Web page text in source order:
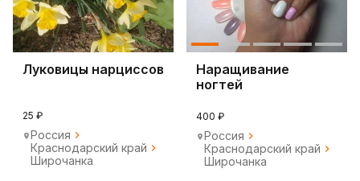
Луковицы нарциссов
25 ₽
Россия
Краснодарский край
Широчанка
Наращивание
ногтей
400 ₽
Россия
Краснодарский край
Широчанка